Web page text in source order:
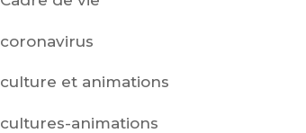
coronavirus
culture et animations
cultures-animations